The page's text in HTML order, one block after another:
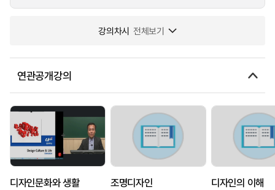
강의차시 전체보기
연관공개강의
디자인문화와 생활 조명디자인 디자인의 이해